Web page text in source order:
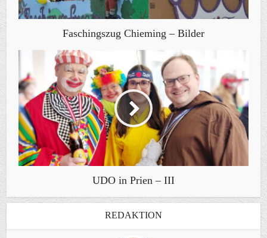
Faschingszug Chieming – Bilder
UDO in Prien – III
REDAKTION